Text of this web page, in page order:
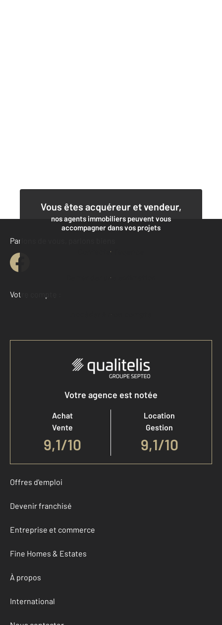
Vous êtes acquéreur et vendeur,
nos agents immobiliers peuvent vous
accompagner dans vos projets
Contacter l'agence
Demander une estimation
Parlons de vous, parlons biens
Votre compte :
Accéder à mon compte
Votre agence est notée
Achat
Vente
9,1/10
Location
Gestion
9,1/10
Offres d'emploi
Devenir franchisé
Entreprise et commerce
Fine Homes & Estates
À propos
International